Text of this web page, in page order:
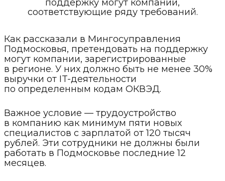
поддержку могут компании,
соответствующие ряду требований.
Как рассказали в Мингосуправления
Подмосковья, претендовать на поддержку
могут компании, зарегистрированные
в регионе. У них должно быть не менее 30%
выручки от IT-деятельности
по определенным кодам ОКВЭД.
Важное условие — трудоустройство
в компанию как минимум пяти новых
специалистов с зарплатой от 120 тысяч
рублей. Эти сотрудники не должны были
работать в Подмосковье последние 12
месяцев.